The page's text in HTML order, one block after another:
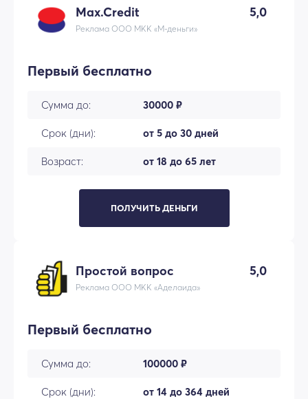
Max.Credit 5,0
Реклама ООО МКК «М-деньги»
Первый бесплатно
Сумма до: 30000 ₽
Срок (дни): от 5 до 30 дней
Возраст: от 18 до 65 лет
ПОЛУЧИТЬ ДЕНЬГИ
Простой вопрос 5,0
Реклама ООО МКК «Аделаида»
Первый бесплатно
Сумма до: 100000 ₽
Срок (дни): от 14 до 364 дней